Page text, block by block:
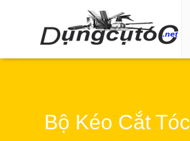
Bộ Kéo Cắt